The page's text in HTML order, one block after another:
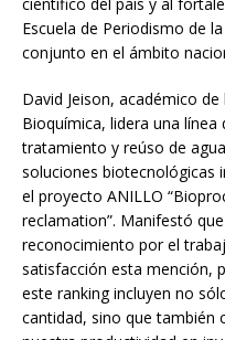
Escuela de Periodismo de
conjunto en el ámbito
David Jeison, académico
Bioquímica, lidera una
tratamiento y reúso de
soluciones biotecnológicas
el proyecto ANILLO
reclamation”. Manifestó
reconocimiento por el
satisfacción esta mención,
este ranking incluyen no
cantidad, sino que también